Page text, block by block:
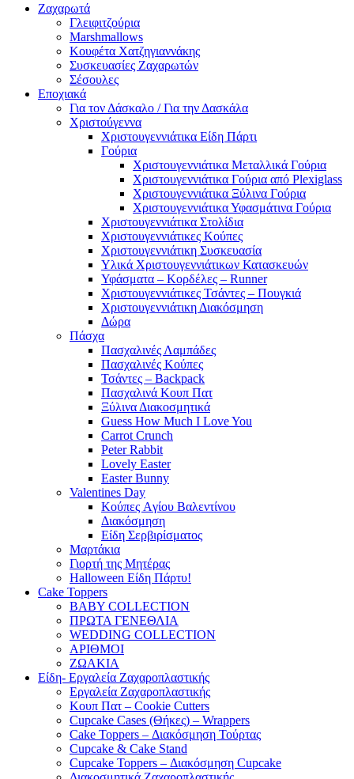
Ζαχαρωτά
Γλειφιτζούρια
Marshmallows
Κουφέτα Χατζηγιαννάκης
Συσκευασίες Ζαχαρωτών
Σέσουλες
Εποχιακά
Για τον Δάσκαλο / Για την Δασκάλα
Χριστούγεννα
Χριστουγεννιάτικα Είδη Πάρτι
Γούρια
Χριστουγεννιάτικα Μεταλλικά Γούρια
Χριστουγεννιάτικα Γούρια από Plexiglass
Χριστουγεννιάτικα Ξύλινα Γούρια
Χριστουγεννιάτικα Υφασμάτινα Γούρια
Χριστουγεννιάτικα Στολίδια
Χριστουγεννιάτικες Κούπες
Χριστουγεννιάτικη Συσκευασία
Υλικά Χριστουγεννιάτικων Κατασκευών
Υφάσματα – Κορδέλες – Runner
Χριστουγεννιάτικες Τσάντες – Πουγκιά
Χριστουγεννιάτικη Διακόσμηση
Δώρα
Πάσχα
Πασχαλινές Λαμπάδες
Πασχαλινές Κούπες
Τσάντες – Backpack
Πασχαλινά Κουπ Πατ
Ξύλινα Διακοσμητικά
Guess How Much I Love You
Carrot Crunch
Peter Rabbit
Lovely Easter
Easter Bunny
Valentines Day
Κούπες Aγίου Βαλεντίνου
Διακόσμηση
Είδη Σερβιρίσματος
Μαρτάκια
Γιορτή της Μητέρας
Halloween Είδη Πάρτυ!
Cake Toppers
BABY COLLECTION
ΠΡΩΤΑ ΓΕΝΕΘΛΙΑ
WEDDING COLLECTION
ΑΡΙΘΜΟΙ
ΖΩΑΚΙΑ
Είδη- Εργαλεία Ζαχαροπλαστικής
Εργαλεία Ζαχαροπλαστικής
Κουπ Πατ – Cookie Cutters
Cupcake Cases (Θήκες) – Wrappers
Cake Toppers – Διακόσμηση Τούρτας
Cupcake & Cake Stand
Cupcake Toppers – Διακόσμηση Cupcake